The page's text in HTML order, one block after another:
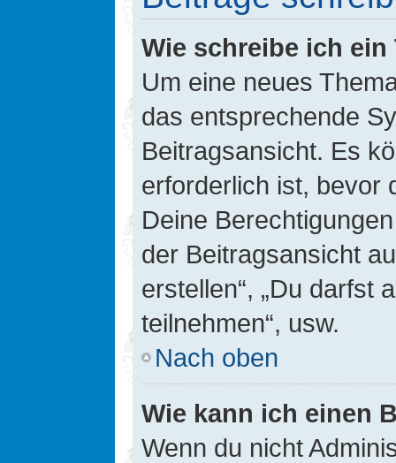
Wie schreibe ich ein
Um eine neues
das entsprechende
Beitragsansicht. Es
erforderlich ist, bevor
Deine
der Beitragsansicht
erstellen“, „Du darfst
teilnehmen“, usw.
Nach oben
Wie kann ich einen
Wenn du nicht